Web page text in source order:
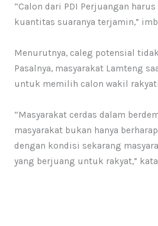
“Calon dari PDI Perjuangan
kuantitas suaranya terjamin,”
Menurutnya, caleg potensial
Pasalnya, masyarakat Lamteng
untuk memilih calon wakil
“Masyarakat cerdas dalam
masyarakat bukan hanya
dengan kondisi sekarang
yang berjuang untuk rakyat,”